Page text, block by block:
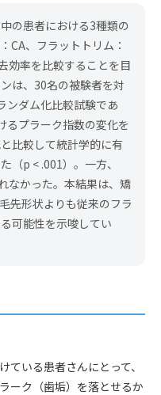
の患者における3種類の
CA、フラットトリム：
効率を比較することを目
は、30名の被験者を対
ンダム化比較試験であ
るプラーク指数の変化を
比較して統計学的に有
（p < .001）。一方、
なかった。本結果は、矯
先形状よりも従来のフラ
可能性を示唆してい
ている患者さんにとって、
ーク（歯垢）を落とせるか